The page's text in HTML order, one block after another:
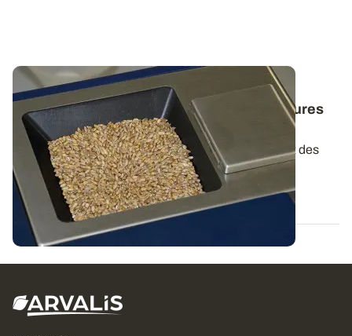
Qualité technologique des céréales : la
température des grains influence les mesures
par infrarouge
Les fournisseurs de matériel infrarouge préconisent des
conditions environnementales pour...
06 MARS 2012